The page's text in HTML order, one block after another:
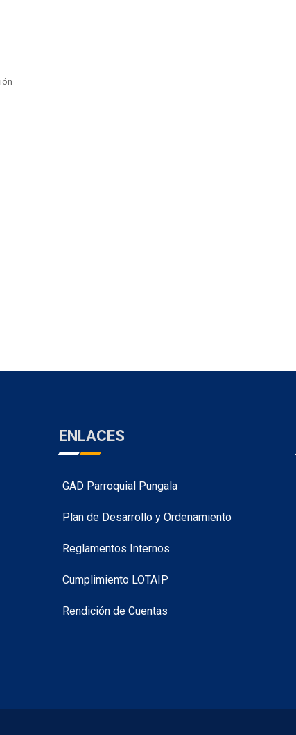
ENLACES
GAD Parroquial Pungala
Plan de Desarrollo y Ordenamiento
Reglamentos Internos
Cumplimiento LOTAIP
Rendición de Cuentas